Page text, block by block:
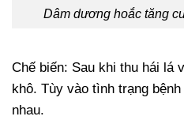
Dâm dương hoắc tăng
Chế biến: Sau khi thu hái lá
khô. Tùy vào tình trạng
nhau.